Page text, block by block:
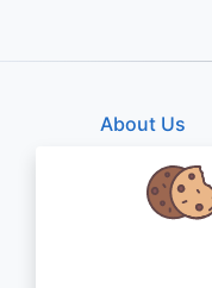
About Us
KAKHA13